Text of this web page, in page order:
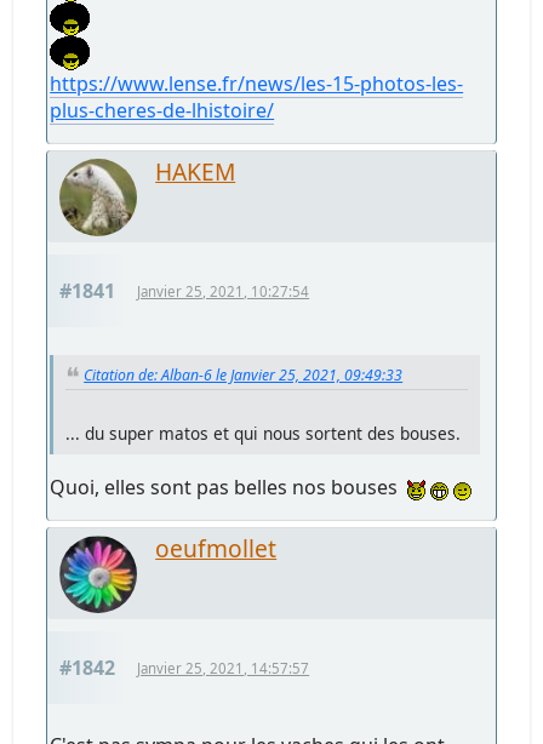
https://www.lense.fr/news/les-15-photos-les-
plus-cheres-de-lhistoire/
HAKEM
#1841 Janvier 25, 2021, 10:27:54
Citation de: Alban-6 le Janvier 25, 2021, 09:49:33
... du super matos et qui nous sortent des bouses.
Quoi, elles sont pas belles nos bouses
oeufmollet
#1842 Janvier 25, 2021, 14:57:57